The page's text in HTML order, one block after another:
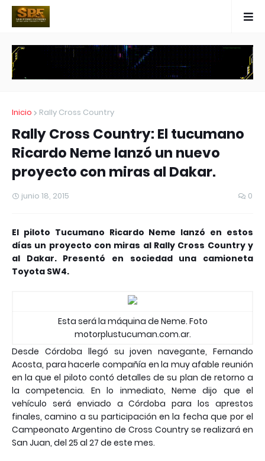
Inicio Rally Cross Country
Rally Cross Country: El tucumano
Ricardo Neme lanzó un nuevo
proyecto con miras al Dakar.
junio 18, 2015 0
El piloto Tucumano Ricardo Neme lanzó en estos
días un proyecto con miras al Rally Cross Country y
al Dakar. Presentó en sociedad una camioneta
Toyota SW4.
Esta será la máquina de Neme. Foto
motorplustucuman.com.ar.
Desde Córdoba llegó su joven navegante, Fernando
Acosta, para hacerle compañía en la muy afable reunión
en la que el piloto contó detalles de su plan de retorno a
la competencia. En lo inmediato, Neme dijo que el
vehículo será enviado a Córdoba para los aprestos
finales, camino a su participación en la fecha que por el
Campeonato Argentino de Cross Country se realizará en
San Juan, del 25 al 27 de este mes.